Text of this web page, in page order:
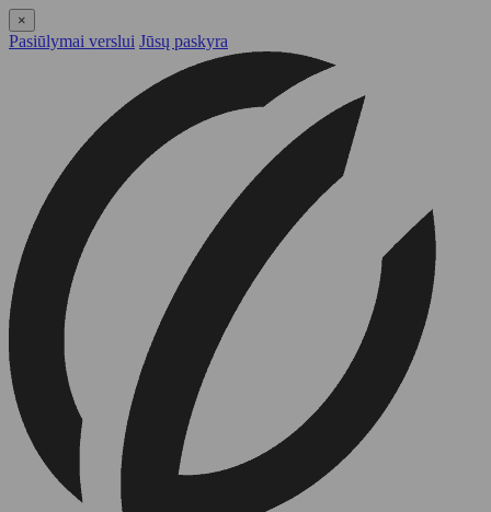
×
Pasiūlymai verslui Jūsų paskyra